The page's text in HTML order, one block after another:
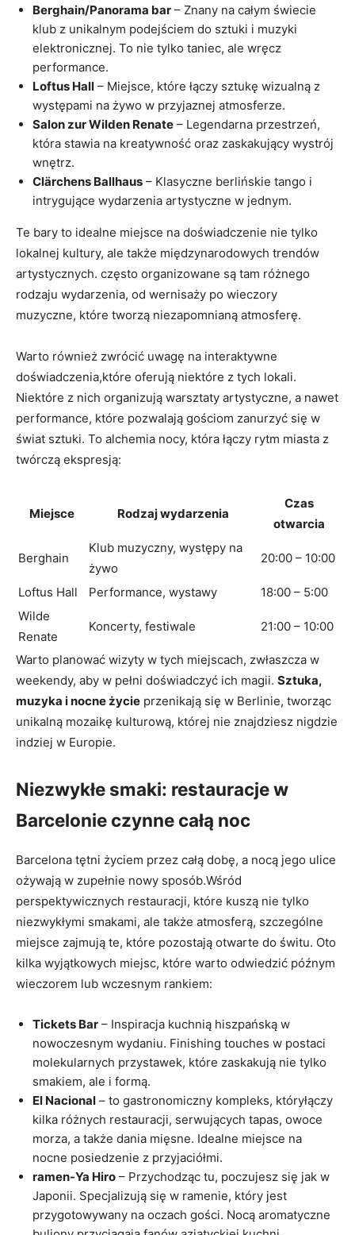
Berghain/Panorama bar – Znany na całym świecie
klub z unikalnym podejściem do sztuki i muzyki
elektronicznej. To nie tylko taniec, ale wręcz
performance.
Loftus Hall – Miejsce, które łączy sztukę wizualną z
występami na żywo w przyjaznej atmosferze.
Salon zur Wilden Renate – Legendarna przestrzeń,
która stawia na kreatywność oraz zaskakujący wystrój
wnętrz.
Clärchens Ballhaus – Klasyczne berlińskie tango i
intrygujące wydarzenia artystyczne w jednym.
Te bary to idealne miejsce na doświadczenie nie tylko
lokalnej kultury, ale także międzynarodowych trendów
artystycznych. często organizowane są tam różnego
rodzaju wydarzenia, od wernisaży po wieczory
muzyczne, które tworzą niezapomnianą atmosferę.
Warto również zwrócić uwagę na interaktywne
doświadczenia,które oferują niektóre z tych lokali.
Niektóre z nich organizują warsztaty artystyczne, a nawet
performance, które pozwalają gościom zanurzyć się w
świat sztuki. To alchemia nocy, która łączy rytm miasta z
twórczą ekspresją:
Miejsce Rodzaj wydarzenia
Czas
otwarcia
Berghain
Klub muzyczny, występy na
żywo
20:00 – 10:00
Loftus Hall Performance, wystawy
18:00 – 5:00
Wilde
Renate
Koncerty, festiwale 21:00 – 10:00
Warto planować wizyty w tych miejscach, zwłaszcza w
weekendy, aby w pełni doświadczyć ich magii. Sztuka,
muzyka i nocne życie przenikają się w Berlinie, tworząc
unikalną mozaikę kulturową, której nie znajdziesz nigdzie
indziej w Europie.
Niezwykłe smaki: restauracje w
Barcelonie czynne całą noc
Barcelona tętni życiem przez całą dobę, a nocą jego ulice
ożywają w zupełnie nowy sposób.Wśród
perspektywicznych restauracji, które kuszą nie tylko
niezwykłymi smakami, ale także atmosferą, szczególne
miejsce zajmują te, które pozostają otwarte do świtu. Oto
kilka wyjątkowych miejsc, które warto odwiedzić późnym
wieczorem lub wczesnym rankiem:
Tickets Bar – Inspiracja kuchnią hiszpańską w
nowoczesnym wydaniu. Finishing touches w postaci
molekularnych przystawek, które zaskakują nie tylko
smakiem, ale i formą.
El Nacional – to gastronomiczny kompleks, któryłączy
kilka różnych restauracji, serwujących tapas, owoce
morza, a także dania mięsne. Idealne miejsce na
nocne posiedzenie z przyjaciółmi.
ramen-Ya Hiro – Przychodząc tu, poczujesz się jak w
Japonii. Specjalizują się w ramenie, który jest
przygotowywany na oczach gości. Nocą aromatyczne